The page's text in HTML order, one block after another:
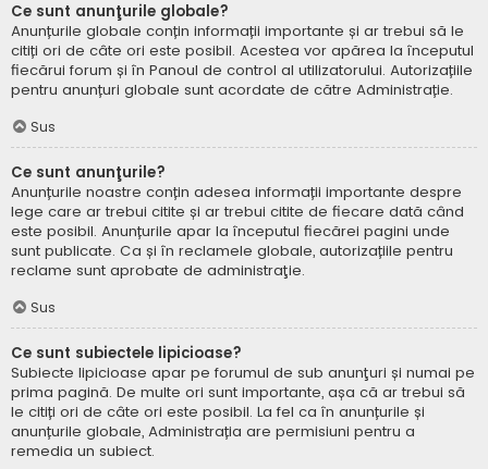
Ce sunt anunţurile globale?
Anunțurile globale conțin informații importante și ar trebui să le
citiți ori de câte ori este posibil. Acestea vor apărea la începutul
fiecărui forum și în Panoul de control al utilizatorului. Autorizațiile
pentru anunțuri globale sunt acordate de către Administrație.
Sus
Ce sunt anunţurile?
Anunțurile noastre conțin adesea informații importante despre
lege care ar trebui citite și ar trebui citite de fiecare dată când
este posibil. Anunțurile apar la începutul fiecărei pagini unde
sunt publicate. Ca și în reclamele globale, autorizațiile pentru
reclame sunt aprobate de administraţie.
Sus
Ce sunt subiectele lipicioase?
Subiecte lipicioase apar pe forumul de sub anunţuri și numai pe
prima pagină. De multe ori sunt importante, așa că ar trebui să
le citiți ori de câte ori este posibil. La fel ca în anunțurile și
anunțurile globale, Administrația are permisiuni pentru a
remedia un subiect.